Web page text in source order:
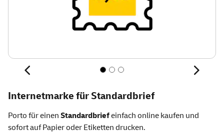
Internetmarke für Standardbrief
Porto für einen Standardbriefeinfach online kaufen und
sofort auf Papier oder Etiketten drucken.